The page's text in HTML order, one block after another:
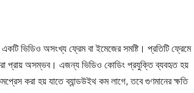
ভিডিও অসংখ্য ফ্রেম বা ইমেজের সমষ্টি। প্রতিটি ফ্রেমে
করা প্রায় অসম্ভব। এজন্য ভিডিও কোডিং প্রযুক্তি ব্যবহৃত হয়
করা হয় যাতে ব্যান্ডউইথ কম লাগে, তবে গুণমানের ক্ষতি